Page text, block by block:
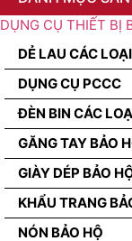
DỤNG CỤ THIẾT BỊ
DẺ LAU CÁC LOẠI
DỤNG CỤ PCCC
ĐÈN BIN CÁC
GĂNG TAY BẢO
GIÀY DÉP BẢO
KHẨU TRANG
NÓN BẢO HỘ